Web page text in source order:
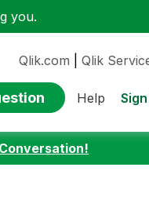
you.
Qlik.com Qlik
Help